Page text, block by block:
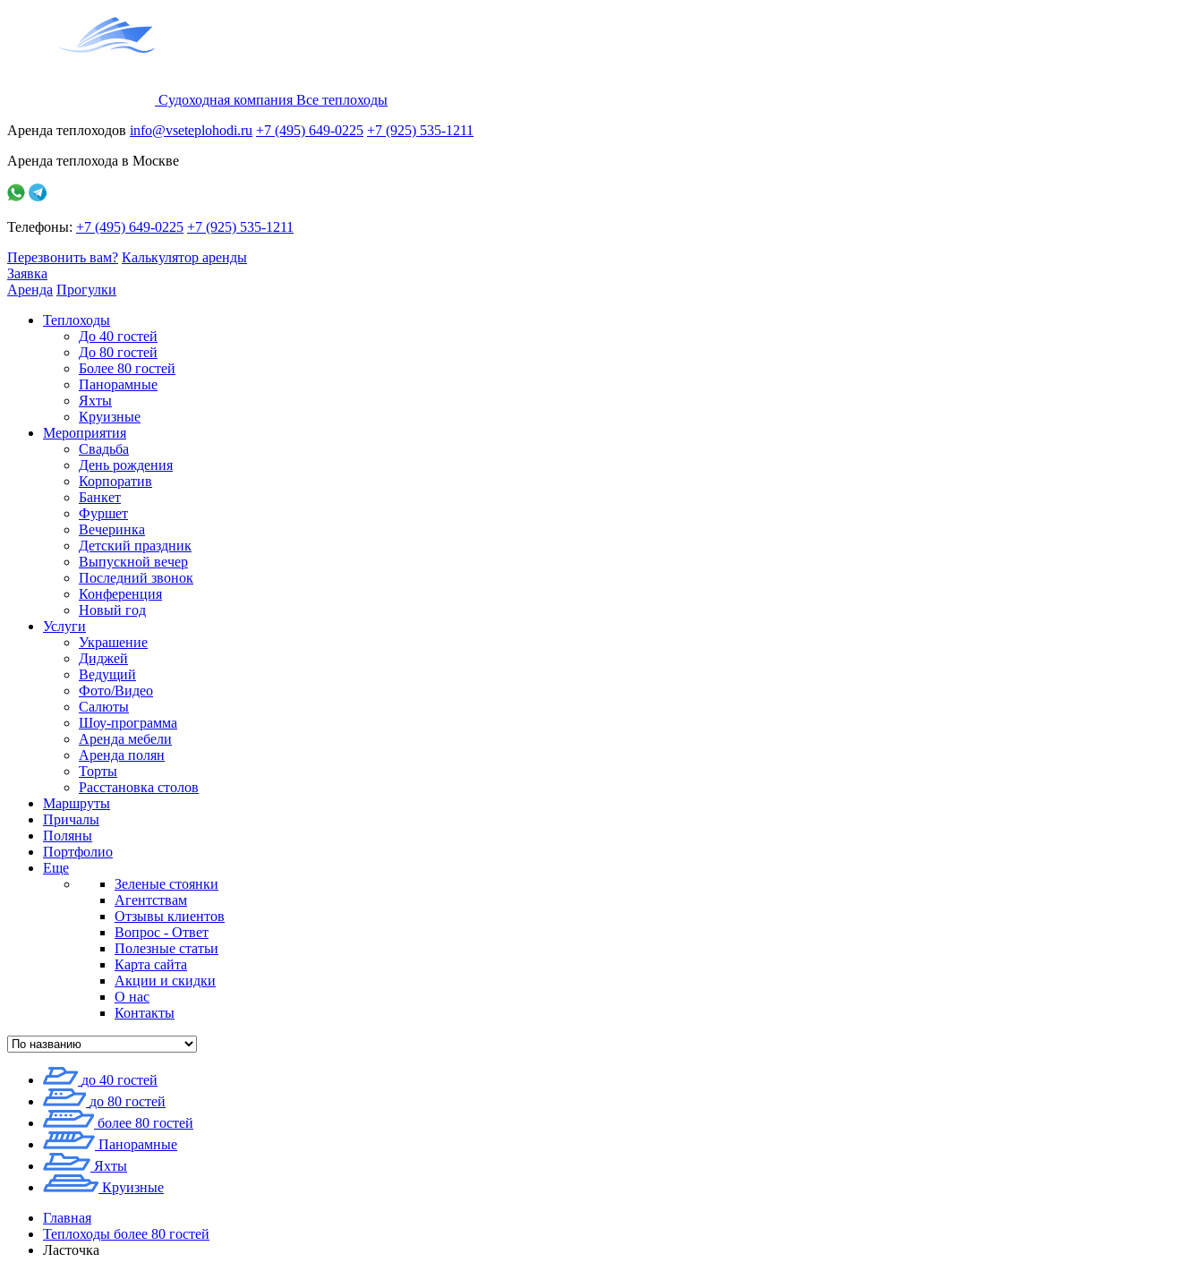
Судоходная компания Все теплоходы
Аренда теплоходов info@vseteplohodi.ru +7 (495) 649-0225 +7 (925) 535-1211
Аренда теплохода в Москве
Телефоны: +7 (495) 649-0225 +7 (925) 535-1211
Перезвонить вам? Калькулятор аренды
Заявка
Аренда Прогулки
Теплоходы
До 40 гостей
До 80 гостей
Более 80 гостей
Панорамные
Яхты
Круизные
Мероприятия
Свадьба
День рождения
Корпоратив
Банкет
Фуршет
Вечеринка
Детский праздник
Выпускной вечер
Последний звонок
Конференция
Новый год
Услуги
Украшение
Диджей
Ведущий
Фото/Видео
Салюты
Шоу-программа
Аренда мебели
Аренда полян
Торты
Расстановка столов
Маршруты
Причалы
Поляны
Портфолио
Еще
Зеленые стоянки
Агентствам
Отзывы клиентов
Вопрос - Ответ
Полезные статьи
Карта сайта
Акции и скидки
О нас
Контакты
до 40 гостей
до 80 гостей
более 80 гостей
Панорамные
Яхты
Круизные
Главная
Теплоходы более 80 гостей
Ласточка